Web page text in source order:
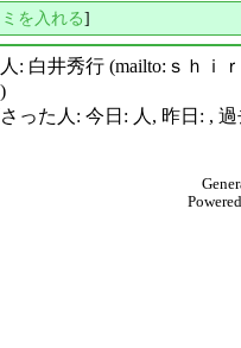
を入れる]
: 白井秀行 (mailto:ｓｈｉ
った人: 今日: 人, 昨日: , 過